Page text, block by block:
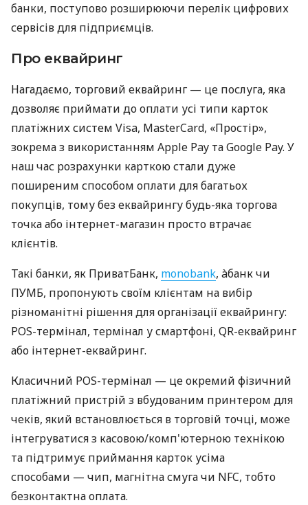
банки, поступово розширюючи перелік цифрових
сервісів для підприємців.
Про еквайринг
Нагадаємо, торговий еквайринг — це послуга, яка
дозволяє приймати до оплати усі типи карток
платіжних систем Visa, MasterCard, «Простір»,
зокрема з використанням Apple Pay та Google Pay. У
наш час розрахунки карткою стали дуже
поширеним способом оплати для багатьох
покупців, тому без еквайрингу будь-яка торгова
точка або інтернет-магазин просто втрачає
клієнтів.
Такі банки, як ПриватБанк, monobank, àбанк чи
ПУМБ, пропонують своїм клієнтам на вибір
різноманітні рішення для організації еквайрингу:
POS-термінал, термінал у смартфоні, QR-еквайринг
або інтернет-еквайринг.
Класичний POS-термінал — це окремий фізичний
платіжний пристрій з вбудованим принтером для
чеків, який встановлюється в торговій точці, може
інтегруватися з касовою/комп'ютерною технікою
та підтримує приймання карток усіма
способами — чип, магнітна смуга чи NFC, тобто
безконтактна оплата.